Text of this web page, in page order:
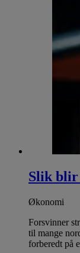
Slik blir
Økonomi
Forsvinner
til mange
forberedt på